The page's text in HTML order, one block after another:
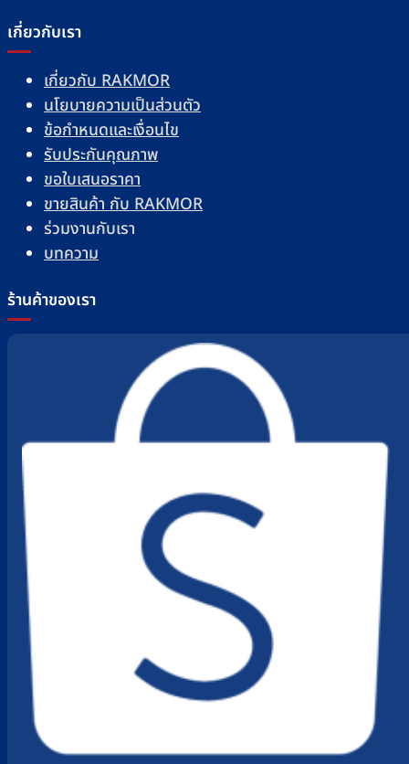
เกี่ยวกับเรา
เกี่ยวกับ RAKMOR
นโยบายความเป็นส่วนตัว
ข้อกำหนดและเงื่อนไข
รับประกันคุณภาพ
ขอใบเสนอราคา
ขายสินค้า กับ RAKMOR
ร่วมงานกับเรา
บทความ
ร้านค้าของเรา